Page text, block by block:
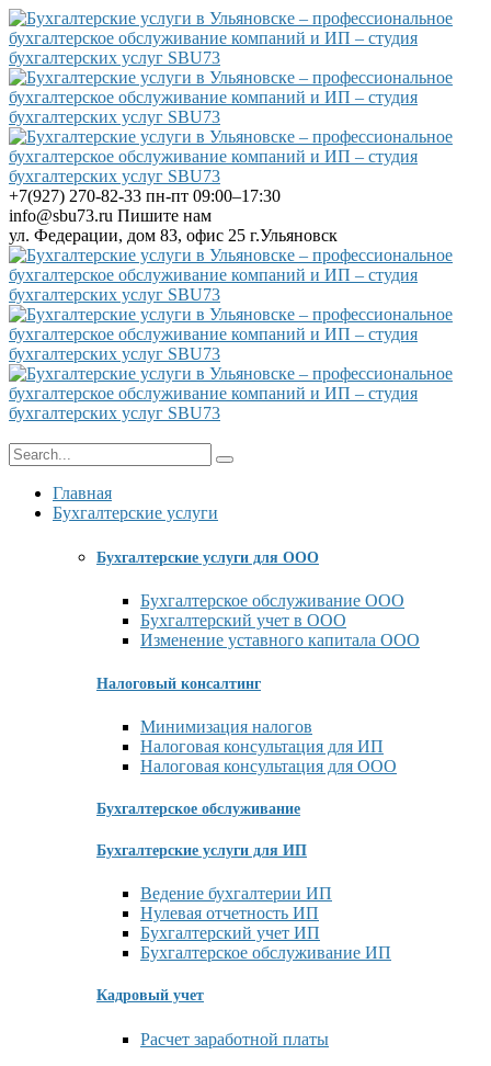
+7(927) 270-82-33 пн-пт 09:00–17:30
info@sbu73.ru Пишите нам
ул. Федерации, дом 83, офис 25 г.Ульяновск
Главная
Бухгалтерские услуги
Бухгалтерские услуги для ООО
Бухгалтерское обслуживание ООО
Бухгалтерский учет в ООО
Изменение уставного капитала ООО
Налоговый консалтинг
Минимизация налогов
Налоговая консультация для ИП
Налоговая консультация для ООО
Бухгалтерское обслуживание
Бухгалтерские услуги для ИП
Ведение бухгалтерии ИП
Нулевая отчетность ИП
Бухгалтерский учет ИП
Бухгалтерское обслуживание ИП
Кадровый учет
Расчет заработной платы